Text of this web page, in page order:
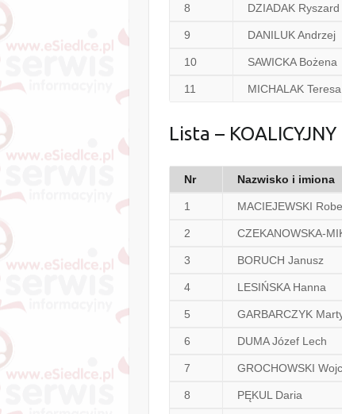
8 DZIADAK Ryszard
9 DANILUK Andrzej
10 SAWICKA Bożena
11 MICHALAK Teresa
Lista –
Nr Nazwisko i imiona
1 MACIEJEWSKI
2 CZEKANOWSKA-
3 BORUCH Janusz
4 LESIŃSKA Hanna
5 GARBARCZYK
6 DUMA Józef Lech
7 GROCHOWSKI
8 PĘKUL Daria